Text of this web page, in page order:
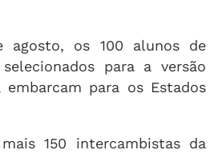
agosto, os 100 alunos de
para a versão
embarcam para os Estados
150 intercambistas da